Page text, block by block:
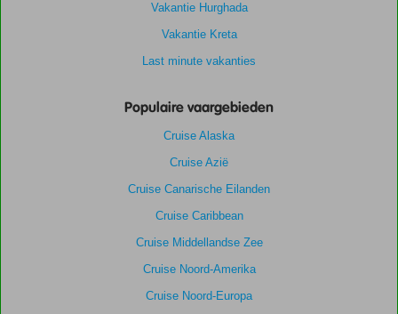
Vakantie Hurghada
Vakantie Kreta
Last minute vakanties
Populaire vaargebieden
Cruise Alaska
Cruise Azië
Cruise Canarische Eilanden
Cruise Caribbean
Cruise Middellandse Zee
Cruise Noord-Amerika
Cruise Noord-Europa